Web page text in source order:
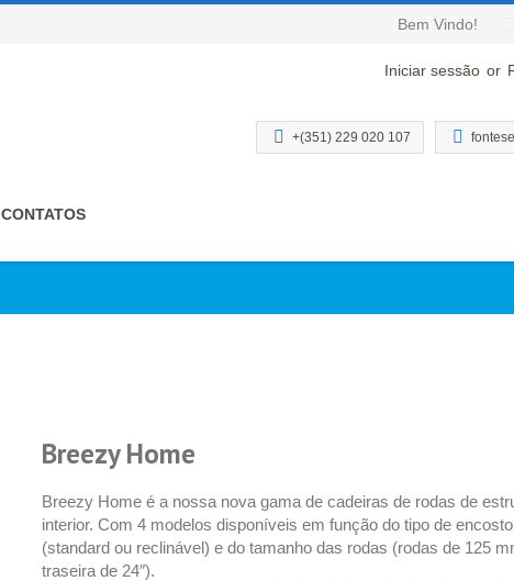
Bem Vindo!
Iniciar sessão or
+(351) 229 020 107
CONTATOS
Breezy Home
Breezy Home é a nossa nova gama de cadeiras de rodas de
interior. Com 4 modelos disponíveis em função do tipo de
(standard ou reclinável) e do tamanho das rodas (rodas de 125
traseira de 24″).